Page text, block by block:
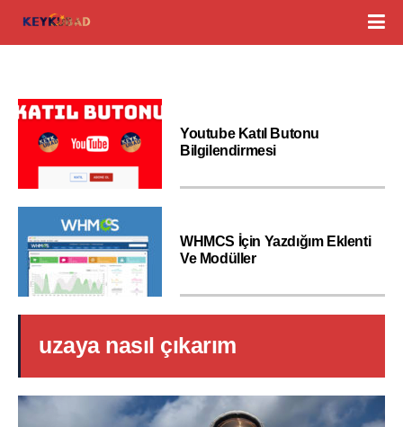
Youtube Katıl Butonu
Bilgilendirmesi
WHMCS İçin Yazdığım Eklenti
Ve Modüller
uzaya nasıl çıkarım